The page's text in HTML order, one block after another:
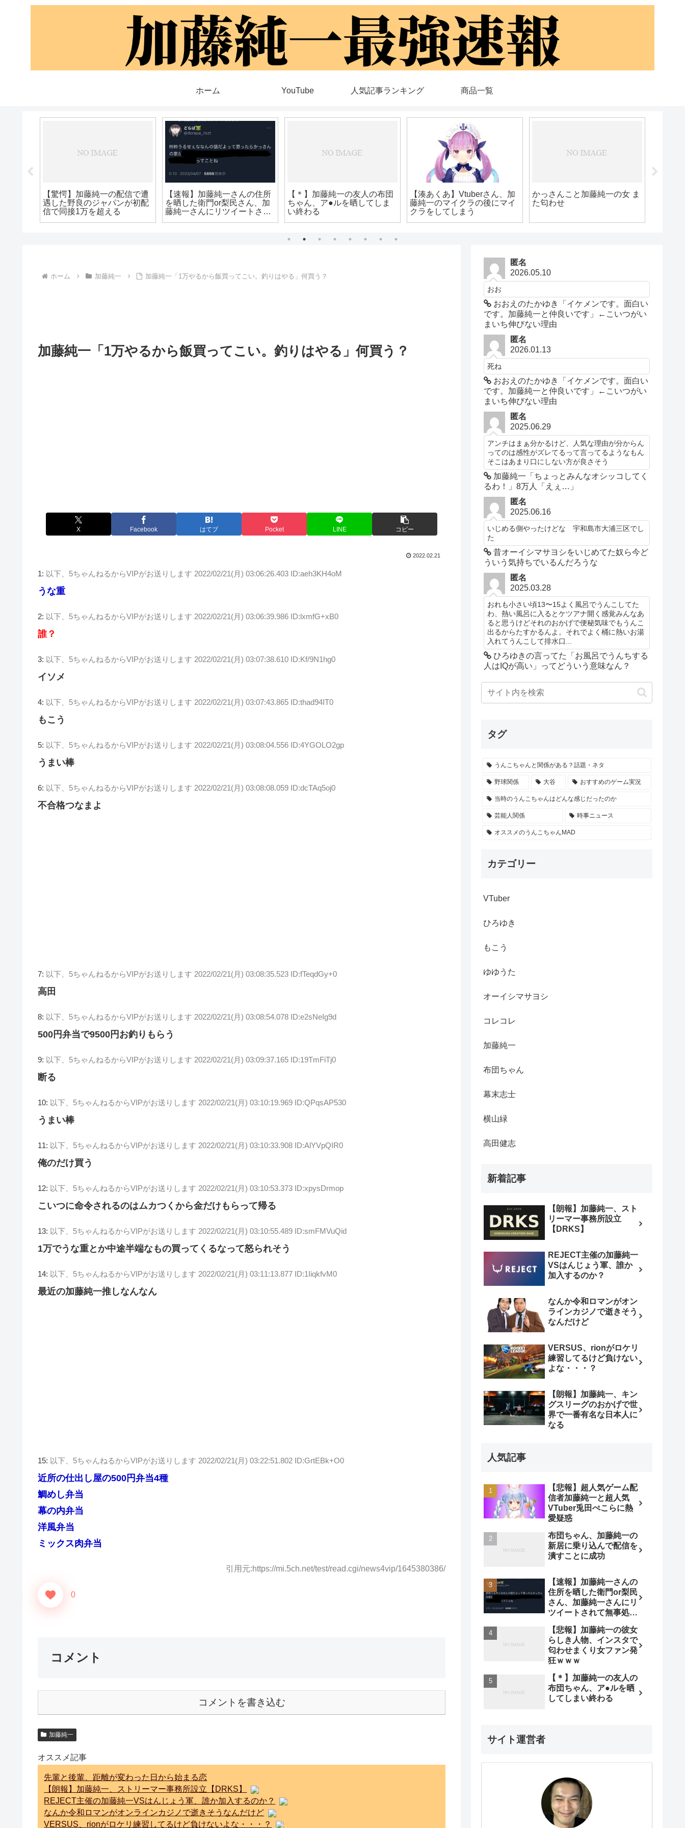
ホーム YouTube 人気記事ランキング 商品一覧
【悲報】加藤純一さん、高学
歴バーチャルYouTuberに煽ら
れてしまう…【桐生ココ】
【速報】 加藤純一、騒動の責
任をとって謹慎宣言！！！！
兎田ぺこらが加藤純一との結
婚をはっきりと否定しない理
由とは？
り”と流出してしまう…
ホーム 加藤純一 加藤純一「1万やるから飯買ってこい。釣りはやる」何買う？
加藤純一「1万やるから飯買ってこい。釣りはやる」何買う？
X Facebook はてブ Pocket LINE コピー
2022.02.21
1: 以下、5ちゃんねるからVIPがお送りします 2022/02/21(月) 03:06:26.403 ID:aeh3KH4oM
うな重
2: 以下、5ちゃんねるからVIPがお送りします 2022/02/21(月) 03:06:39.986 ID:lxmfG+xB0
誰？
3: 以下、5ちゃんねるからVIPがお送りします 2022/02/21(月) 03:07:38.610 ID:Kf/9N1hg0
イソメ
4: 以下、5ちゃんねるからVIPがお送りします 2022/02/21(月) 03:07:43.865 ID:thad94IT0
もこう
5: 以下、5ちゃんねるからVIPがお送りします 2022/02/21(月) 03:08:04.556 ID:4YGOLO2gp
うまい棒
6: 以下、5ちゃんねるからVIPがお送りします 2022/02/21(月) 03:08:08.059 ID:dcTAq5oj0
不合格つなまよ
7: 以下、5ちゃんねるからVIPがお送りします 2022/02/21(月) 03:08:35.523 ID:fTeqdGy+0
高田
8: 以下、5ちゃんねるからVIPがお送りします 2022/02/21(月) 03:08:54.078 ID:e2sNeIg9d
500円弁当で9500円お釣りもらう
9: 以下、5ちゃんねるからVIPがお送りします 2022/02/21(月) 03:09:37.165 ID:19TmFiTj0
断る
10: 以下、5ちゃんねるからVIPがお送りします 2022/02/21(月) 03:10:19.969 ID:QPqsAP530
うまい棒
11: 以下、5ちゃんねるからVIPがお送りします 2022/02/21(月) 03:10:33.908 ID:AlYVpQIR0
俺のだけ買う
12: 以下、5ちゃんねるからVIPがお送りします 2022/02/21(月) 03:10:53.373 ID:xpysDrmop
こいつに命令されるのはムカつくから金だけもらって帰る
13: 以下、5ちゃんねるからVIPがお送りします 2022/02/21(月) 03:10:55.489 ID:smFMVuQid
1万でうな重とか中途半端なもの買ってくるなって怒られそう
14: 以下、5ちゃんねるからVIPがお送りします 2022/02/21(月) 03:11:13.877 ID:1IiqkfvM0
最近の加藤純一推しなんなん
15: 以下、5ちゃんねるからVIPがお送りします 2022/02/21(月) 03:22:51.802 ID:GrtEBk+O0
近所の仕出し屋の500円弁当4種
鯛めし弁当
幕の内弁当
洋風弁当
ミックス肉弁当
引用元:https://mi.5ch.net/test/read.cgi/news4vip/1645380386/
0
コメント
コメントを書き込む
加藤純一
オススメ記事
先輩と後輩、距離が変わった日から始まる恋
【朗報】加藤純一、ストリーマー事務所設立【DRKS】
REJECT主催の加藤純一VSはんじょう軍、誰か加入するのか？
なんか令和ロマンがオンラインカジノで逝きそうなんだけど
VERSUS、rionがロケリ練習してるけど負けないよな・・・？
匿名
2026.05.10
おお
おおえのたかゆき「イケメンです。面白い
です。加藤純一と仲良いです」←こいつがい
まいち伸びない理由
匿名
2026.01.13
死ね
おおえのたかゆき「イケメンです。面白い
です。加藤純一と仲良いです」←こいつがい
まいち伸びない理由
匿名
2025.06.29
アンチはまぁ分かるけど、人気な理由が分からん
ってのは感性がズレてるって言ってるようなもん
そこはあまり口にしない方が良さそう
加藤純一「ちょっとみんなオシッコしてく
るわ！」8万人「えぇ…」
匿名
2025.06.16
いじめる側やったけどな 宇和島市大浦三区でし
た
昔オーイシマサヨシをいじめてた奴ら今ど
ういう気持ちでいるんだろうな
匿名
2025.03.28
おれも小さい頃13〜15よく風呂でうんこしてた
わ、熱い風呂に入るとケツアナ開く感覚みんなあ
ると思うけどそれのおかげで便秘気味でもうんこ
出るからたすかるんよ。それでよく桶に熱いお湯
入れてうんこして排水口...
ひろゆきの言ってた「お風呂でうんちする
人はIQが高い」ってどういう意味なん？
タグ
うんこちゃんと関係がある？話題・ネタ
野球関係 大谷 おすすめのゲーム実況
当時のうんこちゃんはどんな感じだったのか
芸能人関係 時事ニュース
オススメのうんこちゃんMAD
カテゴリー
VTuber
ひろゆき
もこう
ゆゆうた
オーイシマサヨシ
コレコレ
加藤純一
布団ちゃん
幕末志士
横山緑
高田健志
新着記事
【朗報】加藤純一、スト
リーマー事務所設立
【DRKS】
REJECT主催の加藤純一
VSはんじょう軍、誰か
加入するのか？
なんか令和ロマンがオン
ラインカジノで逝きそう
なんだけど
VERSUS、rionがロケリ
練習してるけど負けない
よな・・・？
【朗報】加藤純一、キン
グスリーグのおかげで世
界で一番有名な日本人に
なる
人気記事
【悲報】超人気ゲーム配
信者加藤純一と超人気
VTuber兎田ぺこらに熱
愛疑惑
布団ちゃん、加藤純一の
新居に乗り込んで配信を
潰すことに成功
【速報】加藤純一さんの
住所を晒した衛門or梨民
さん、加藤純一さんにリ
ツイートされて無事処さ
【悲報】加藤純一の彼女
らしき人物、インスタで
匂わせまくり女ファン発
狂ｗｗｗ
【＊】加藤純一の友人の
布団ちゃん、ア●ルを晒
してしまい終わる
サイト運営者